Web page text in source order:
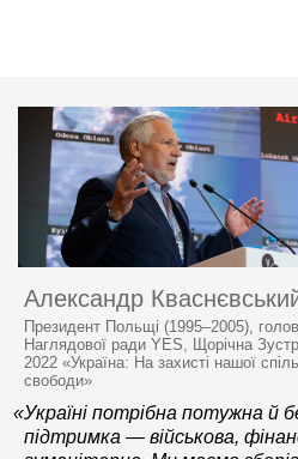
Александр
Президент Польщі (1995–2005),
Наглядової ради YES, Щорічна
2022 «Україна: На захисті нашої
свободи»
«Україні потрібна потужна й
підтримка — військова,